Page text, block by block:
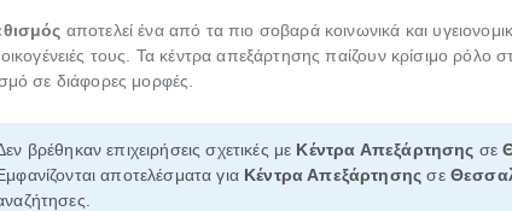
αποτελεί ένα από τα πιο σοβαρά κοινωνικά και
οικογένειές τους. Τα κέντρα απεξάρτησης παίζουν κρίσιμο
σε διάφορες μορφές.
βρέθηκαν επιχειρήσεις σχετικές με Κέντρα Απεξάρτησης σε
αποτελέσματα για Κέντρα Απεξάρτησης σε